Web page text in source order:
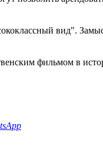
вид".
фильмом в